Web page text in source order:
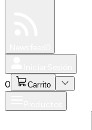
0 Carrito